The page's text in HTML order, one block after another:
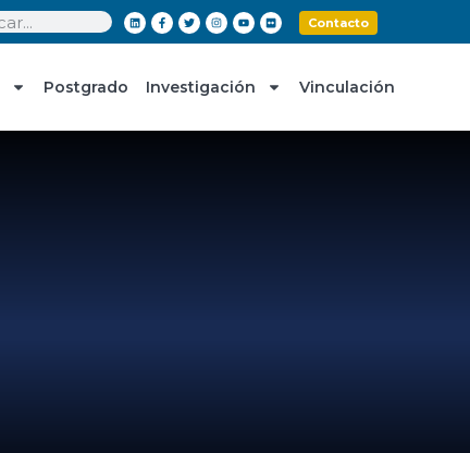
Contacto
Postgrado Investigación Vinculación